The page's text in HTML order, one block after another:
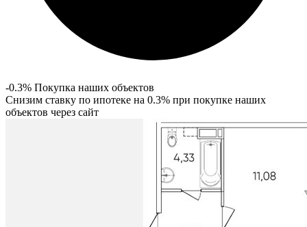
-0.3% Покупка наших объектов
Снизим ставку по ипотеке на 0.3% при покупке наших
объектов через сайт